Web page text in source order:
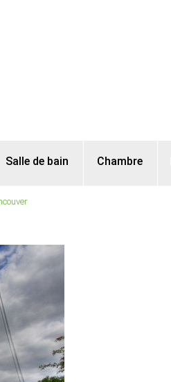
Salle de bain Chambre